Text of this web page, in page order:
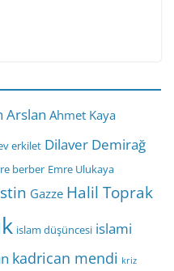
Arslan Ahmet Kaya
erkilet Dilaver Demirağ
berber Emre Ulukaya
Gazze Halil Toprak
islam düşüncesi islami
kadrican mendi kriz